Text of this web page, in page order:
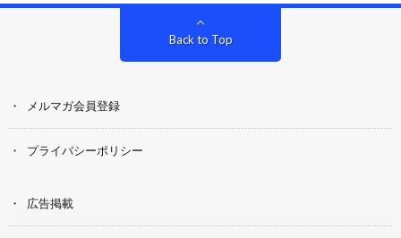
Back to Top
メルマガ会員登録
プライバシーポリシー
広告掲載